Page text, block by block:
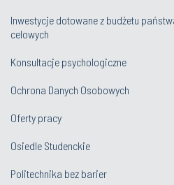
Inwestycje dotowane z budżetu
celowych
Konsultacje psychologiczne
Ochrona Danych Osobowych
Oferty pracy
Osiedle Studenckie
Politechnika bez barier